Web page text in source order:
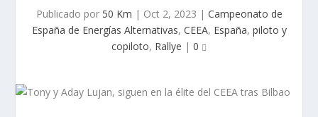
Publicado por 50 Km | Oct 2, 2023 | Campeonato de
España de Energías Alternativas, CEEA, España, piloto y
copiloto, Rallye | 0